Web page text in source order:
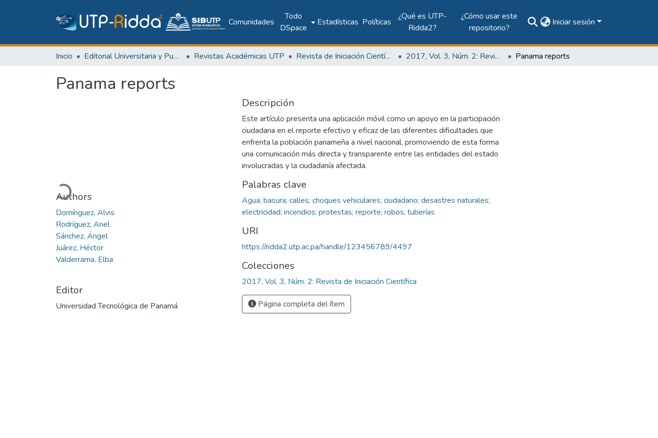
Comunidades
Todo
DSpace
Estadísticas Políticas
¿Qué es UTP-
Ridda2?
¿Cómo usar este
repositorio?
Iniciar sesión
Inicio Editorial Universitaria y Publicaciones Seriadas Revistas Académicas UTP Revista de Iniciación Científica 2017, Vol. 3, Núm. 2: Revista de Iniciación Científica Panama reports
Panama reports
Cargando...
Authors
Domínguez, Alvis
Rodríguez, Anel
Sánchez, Ángel
Juárez, Héctor
Valderrama, Elba
Editor
Universidad Tecnológica de Panamá
Descripción
Este artículo presenta una aplicación móvil como un apoyo en la participación
ciudadana en el reporte efectivo y eficaz de las diferentes dificultades que
enfrenta la población panameña a nivel nacional, promoviendo de esta forma
una comunicación más directa y transparente entre las entidades del estado
involucradas y la ciudadanía afectada.
Palabras clave
Agua; basura; calles; choques vehiculares; ciudadano; desastres naturales;
electricidad; incendios; protestas; reporte; robos; tuberías
URI
https://ridda2.utp.ac.pa/handle/123456789/4497
Colecciones
2017, Vol. 3, Núm. 2: Revista de Iniciación Científica
Página completa del ítem